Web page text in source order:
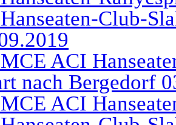
Club-
ACI
nach Bergedorf
ACI